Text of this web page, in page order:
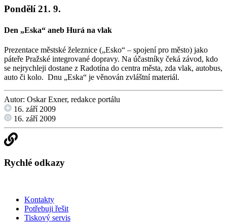
Pondělí 21. 9.
Den „Eska“ aneb Hurá na vlak
Prezentace městské železnice („Esko“ – spojení pro město) jako
páteře Pražské integrované dopravy. Na účastníky čeká závod, kdo
se nejrychleji dostane z Radotína do centra města, zda vlak, autobus,
auto či kolo. Dnu „Eska“ je věnován zvláštní materiál.
Autor: Oskar Exner, redakce portálu
16. září 2009
16. září 2009
Rychlé odkazy
Kontakty
Potřebuji řešit
Tiskový servis